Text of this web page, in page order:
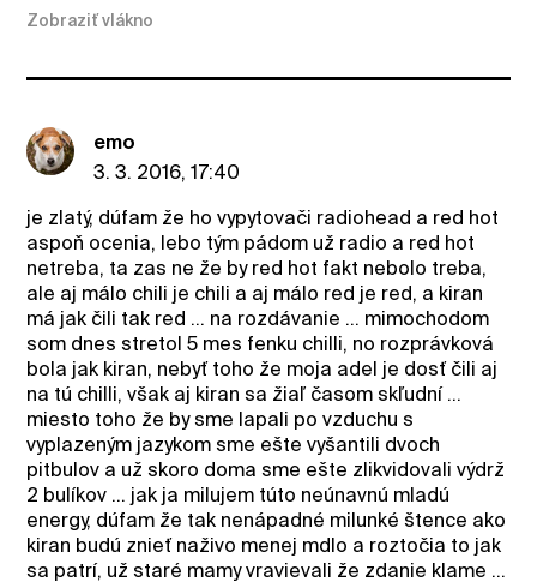
Zobraziť vlákno
emo
3. 3. 2016, 17:40
je zlatý, dúfam že ho vypytovači radiohead a red hot
aspoň ocenia, lebo tým pádom už radio a red hot
netreba, ta zas ne že by red hot fakt nebolo treba,
ale aj málo chili je chili a aj málo red je red, a kiran
má jak čili tak red ... na rozdávanie ... mimochodom
som dnes stretol 5 mes fenku chilli, no rozprávková
bola jak kiran, nebyť toho že moja adel je dosť čili aj
na tú chilli, však aj kiran sa žiaľ časom skľudní ...
miesto toho že by sme lapali po vzduchu s
vyplazeným jazykom sme ešte vyšantili dvoch
pitbulov a už skoro doma sme ešte zlikvidovali výdrž
2 bulíkov ... jak ja milujem túto neúnavnú mladú
energy, dúfam že tak nenápadné milunké štence ako
kiran budú znieť naživo menej mdlo a roztočia to jak
sa patrí, už staré mamy vravievali že zdanie klame ...